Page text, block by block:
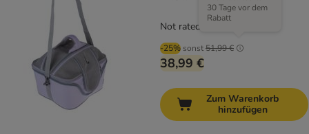
-25% sonst51,99 €
30 Tage vor dem
Rabatt
38,99 €
Not rated
Zum Warenkorb
hinzufügen